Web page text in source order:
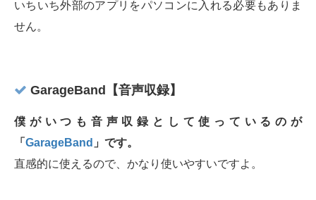
いちいち外部のアプリをパソコンに入れる必要もありま
せん。
GarageBand【音声収録】
僕がいつも音声収録として使っているのが
「 GarageBand 」です。
直感的に使えるので、かなり使いやすいですよ。